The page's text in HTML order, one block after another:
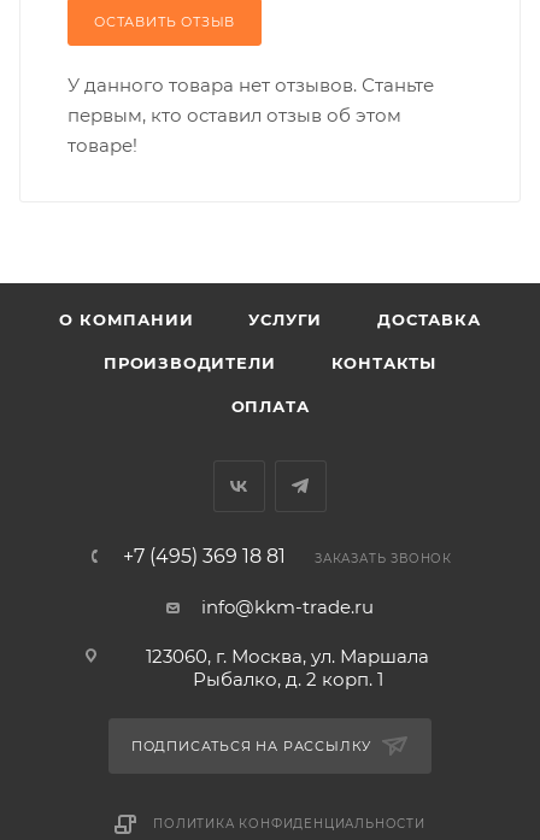
ОСТАВИТЬ ОТЗЫВ
У данного товара нет отзывов. Станьте
первым, кто оставил отзыв об этом
товаре!
О КОМПАНИИ УСЛУГИ ДОСТАВКА
ПРОИЗВОДИТЕЛИ КОНТАКТЫ
ОПЛАТА
+7 (495) 369 18 81 ЗАКАЗАТЬ ЗВОНОК
info@kkm-trade.ru
123060, г. Москва, ул. Маршала
Рыбалко, д. 2 корп. 1
ПОДПИСАТЬСЯ НА РАССЫЛКУ
ПОЛИТИКА КОНФИДЕНЦИАЛЬНОСТИ